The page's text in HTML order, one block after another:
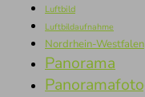
Luftbild
Luftbildaufnahme
Nordrhein-Westfalen
Panorama